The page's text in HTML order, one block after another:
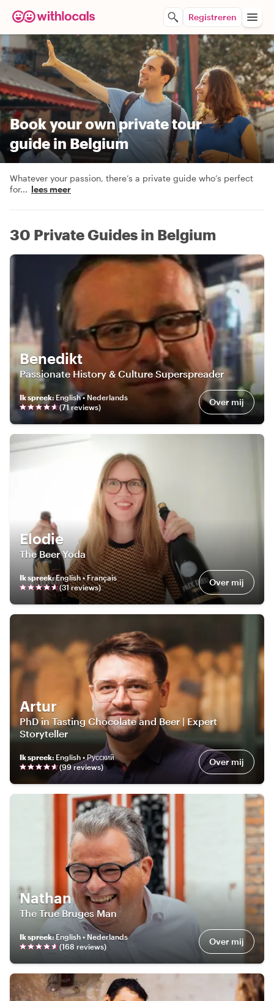
Registreren
Book your own private tour
guide in Belgium
Whatever your passion, there’s a private guide who’s perfect
for... lees meer
30 Private Guides in Belgium
Benedikt
Passionate History & Culture Superspreader
Ik spreek: English • Nederlands
(71reviews) Over mij
Elodie
The Beer Yoda
Ik spreek:English • Français
(31reviews) Over mij
Artur
PhD in Tasting Chocolate and Beer | Expert
Storyteller
Ik spreek: English • Русский
(99reviews) Over mij
Nathan
The True Bruges Man
Ik spreek: English • Nederlands
(168 reviews) Over mij